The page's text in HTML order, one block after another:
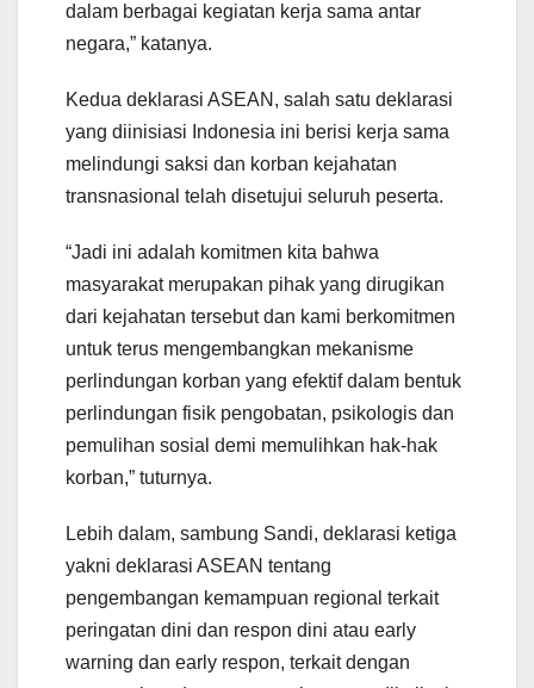
dalam berbagai kegiatan kerja sama antar
negara,” katanya.
Kedua deklarasi ASEAN, salah satu deklarasi
yang diinisiasi Indonesia ini berisi kerja sama
melindungi saksi dan korban kejahatan
transnasional telah disetujui seluruh peserta.
“Jadi ini adalah komitmen kita bahwa
masyarakat merupakan pihak yang dirugikan
dari kejahatan tersebut dan kami berkomitmen
untuk terus mengembangkan mekanisme
perlindungan korban yang efektif dalam bentuk
perlindungan fisik pengobatan, psikologis dan
pemulihan sosial demi memulihkan hak-hak
korban,” tuturnya.
Lebih dalam, sambung Sandi, deklarasi ketiga
yakni deklarasi ASEAN tentang
pengembangan kemampuan regional terkait
peringatan dini dan respon dini atau early
warning dan early respon, terkait dengan